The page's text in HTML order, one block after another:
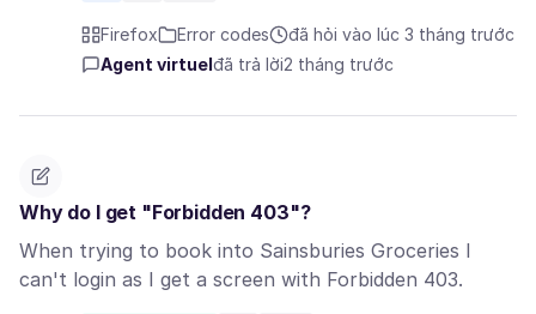
Firefox Error codes
đã hỏi vào lúc 3 tháng trước
Agent virtuel đã trả lời2 tháng trước
Why do I get "Forbidden 403"?
When trying to book into Sainsburies Groceries I
can't login as I get a screen with Forbidden 403.